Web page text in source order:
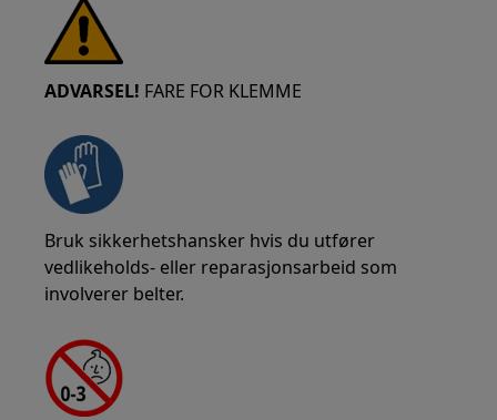
ADVARSEL! FARE FOR KLEMME
Bruk sikkerhetshansker hvis du utfører
vedlikeholds- eller reparasjonsarbeid som
involverer belter.